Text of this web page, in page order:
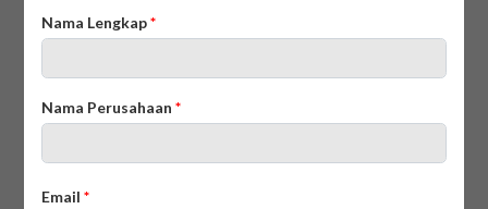
Nama Lengkap*
Nama Perusahaan*
Email*